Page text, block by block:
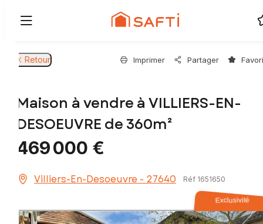
Retour Imprimer Partager
Maison à vendre à VILLIERS-EN-
DESOEUVRE de 360m²
469 000 €
Villiers-En-Desoeuvre - 27640 Réf 1651650
Exclusivité